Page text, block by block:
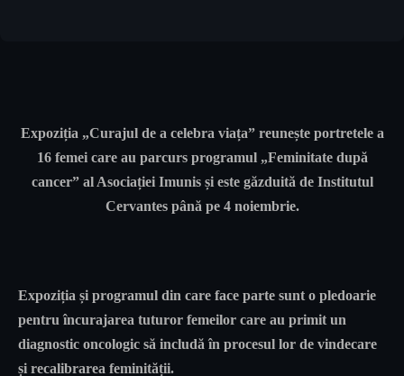
Expoziția „Curajul de a celebra viața” reunește portretele a
16 femei care au parcurs programul „Feminitate după
cancer” al Asociației Imunis și este găzduită de Institutul
Cervantes până pe 4 noiembrie.
Expoziția și programul din care face parte sunt o pledoarie
pentru încurajarea tuturor femeilor care au primit un
diagnostic oncologic să includă în procesul lor de vindecare
și recalibrarea feminității.